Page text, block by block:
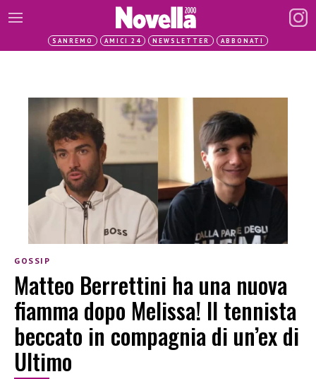
SANREMO AMICI 24 NEWSLETTER ABBONATI
GOSSIP
Matteo Berrettini ha una nuova
fiamma dopo Melissa! Il tennista
beccato in compagnia di un’ex di
Ultimo